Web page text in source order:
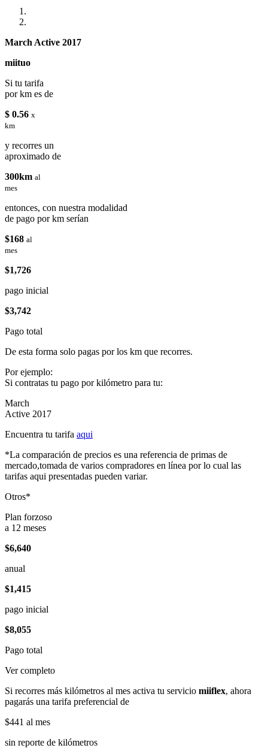
March Active 2017
miituo
Si tu tarifa
por km es de
$ 0.56 x
km
y recorres un
aproximado de
300km al
mes
entonces, con nuestra modalidad
de pago por km serían
$168 al
mes
$1,726
pago inicial
$3,742
Pago total
De esta forma solo pagas por los km que recorres.
Por ejemplo:
Si contratas tu pago por kilómetro para tu:
March
Active 2017
Encuentra tu tarifa aqui
*La comparación de precios es una referencia de primas de
mercado,tomada de varios compradores en línea por lo cual las
tarifas aqui presentadas pueden variar.
Otros*
Plan forzoso
a 12 meses
$6,640
anual
$1,415
pago inicial
$8,055
Pago total
Ver completo
Si recorres más kilómetros al mes activa tu servicio miiflex, ahora
pagarás una tarifa preferencial de
$441 al mes
sin reporte de kilómetros